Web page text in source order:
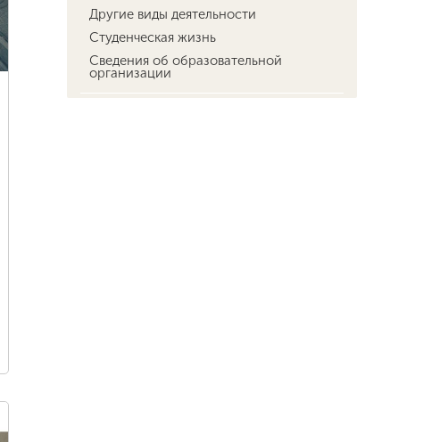
Другие виды деятельности
Студенческая жизнь
Сведения об образовательной
организации